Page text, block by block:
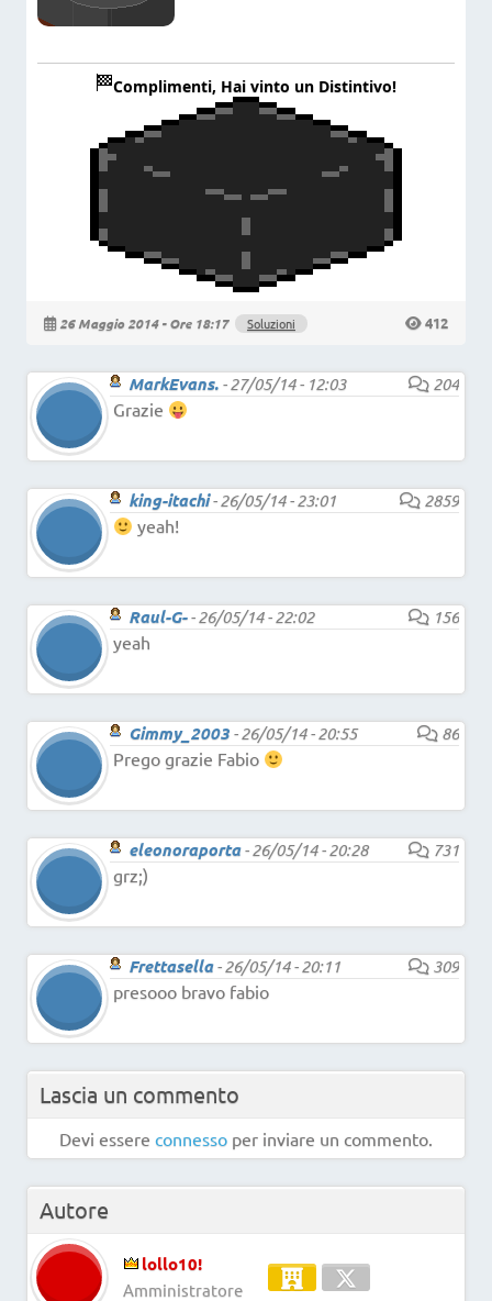
Complimenti, Hai vinto un Distintivo!
26 Maggio 2014 - Ore 18:17 Soluzioni 412
MarkEvans. -27/05/14 - 12:03
204
Grazie
king-itachi-26/05/14 - 23:01
2859
yeah!
Raul-G--26/05/14 - 22:02
156
yeah
Gimmy_2003 -26/05/14 - 20:55
86
Prego grazie Fabio
eleonoraporta-26/05/14 - 20:28
731
grz;)
Frettasella-26/05/14 - 20:11
309
presooo bravo fabio
Lascia un commento
Devi essere connesso per inviare un commento.
Autore
lollo10!
Amministratore